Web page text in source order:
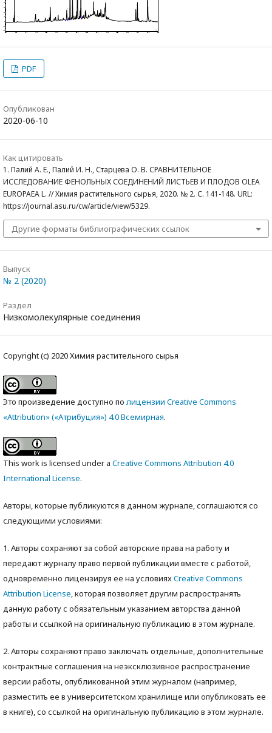
PDF
Опубликован
2020-06-10
Как цитировать
1. Палий А. Е., Палий И. Н., Старцева О. В. СРАВНИТЕЛЬНОЕ
ИССЛЕДОВАНИЕ ФЕНОЛЬНЫХ СОЕДИНЕНИЙ ЛИСТЬЕВ И ПЛОДОВ OLEA
EUROPAEA L. // Химия растительного сырья, 2020. № 2. С. 141-148. URL:
https://journal.asu.ru/cw/article/view/5329.
Другие форматы библиографических ссылок
Выпуск
№ 2 (2020)
Раздел
Низкомолекулярные соединения
Copyright (c) 2020 Химия растительного сырья
Это произведение доступно по лицензии Creative Commons
«Attribution» («Атрибуция») 4.0 Всемирная.
This work is licensed under a Creative Commons Attribution 4.0
International License.
Авторы, которые публикуются в данном журнале, соглашаются со
следующими условиями:
1. Авторы сохраняют за собой авторские права на работу и
передают журналу право первой публикации вместе с работой,
одновременно лицензируя ее на условияхCreative Commons
Attribution License, которая позволяет другим распространять
данную работу с обязательным указанием авторства данной
работы и ссылкой на оригинальную публикацию в этом журнале.
2. Авторы сохраняют право заключать отдельные, дополнительные
контрактные соглашения на неэксклюзивное распространение
версии работы, опубликованной этим журналом (например,
разместить ее в университетском хранилище или опубликовать ее
в книге), со ссылкой на оригинальную публикацию в этом журнале.